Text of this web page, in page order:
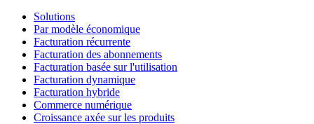
Solutions
Par modèle économique
Facturation récurrente
Facturation des abonnements
Facturation basée sur l'utilisation
Facturation dynamique
Facturation hybride
Commerce numérique
Croissance axée sur les produits